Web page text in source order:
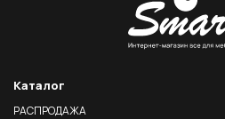
Каталог
РАСПРОДАЖА